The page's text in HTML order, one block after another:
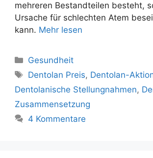
mehreren Bestandteilen besteht,
Ursache für schlechten Atem
kann. Mehr lesen
Kategorien
Gesundheit
Tags
Dentolan Preis, Dentolan-
Dentolanische Stellungnahmen,
Zusammensetzung
4 Kommentare